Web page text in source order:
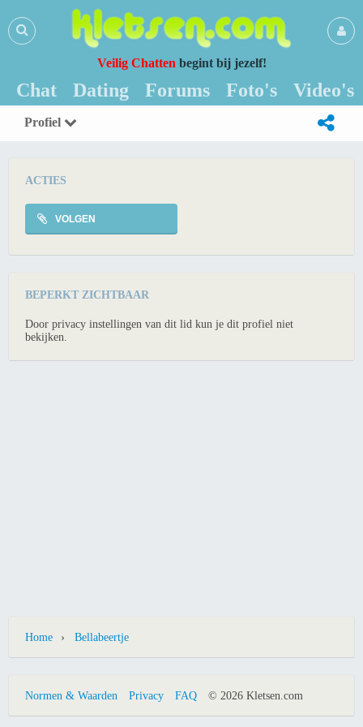
Veilig Chatten begint bij jezelf!
Chat Dating Forums Foto's Video's
Profiel
ACTIES
VOLGEN
BEPERKT ZICHTBAAR
Door privacy instellingen van dit lid kun je dit profiel niet
bekijken.
Home › Bellabeertje
Normen & Waarden Privacy FAQ © 2026 Kletsen.com